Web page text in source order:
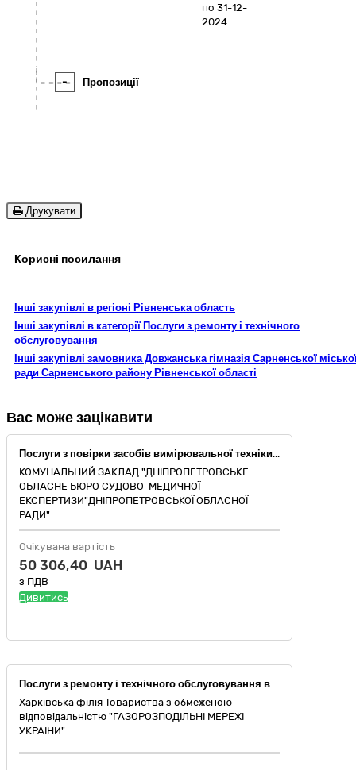
по 31-12-
2024
- Пропозиції
Друкувати
Корисні посилання
Інші закупівлі в регіоні Рівненська область
Інші закупівлі в категорії Послуги з ремонту і технічного
обслуговування
Інші закупівлі замовника Довжанська гімназія Сарненської
ради Сарненського району Рівненської області
Вас може зацікавити
Послуги з повірки засобів вимірювальної техніки (ЗВТ)
КОМУНАЛЬНИЙ ЗАКЛАД "ДНІПРОПЕТРОВСЬКЕ
ОБЛАСНЕ БЮРО СУДОВО-МЕДИЧНОЇ
ЕКСПЕРТИЗИ"ДНІПРОПЕТРОВСЬКОЇ ОБЛАСНОЇ
РАДИ"
Очікувана вартість
50 306,40 UAH
з ПДВ
Дивитись
Послуги з ремонту і технічного обслуговування вимірювальних, випробувальних і контрольних приладів (код ДК 021:2015: 50410000-2 Послуги з ремонту і технічного обслуговування вимірювальних, випробувальних і контрольних приладів)
Харківська філія Товариства з обмеженою
відповідальністю "ГАЗОРОЗПОДІЛЬНІ МЕРЕЖІ
УКРАЇНИ"